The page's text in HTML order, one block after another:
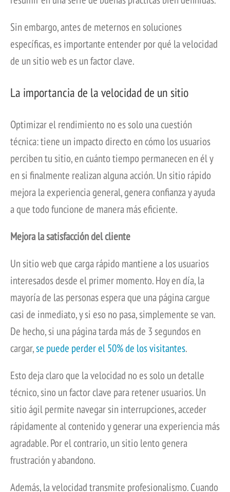
Sin embargo, antes de meternos en soluciones
específicas, es importante entender por qué la velocidad
de un sitio web es un factor clave.
La importancia de la velocidad de un sitio
Optimizar el rendimiento no es solo una cuestión
técnica: tiene un impacto directo en cómo los usuarios
perciben tu sitio, en cuánto tiempo permanecen en él y
en si finalmente realizan alguna acción. Un sitio rápido
mejora la experiencia general, genera confianza y ayuda
a que todo funcione de manera más eficiente.
Mejora la satisfacción del cliente
Un sitio web que carga rápido mantiene a los usuarios
interesados desde el primer momento. Hoy en día, la
mayoría de las personas espera que una página cargue
casi de inmediato, y si eso no pasa, simplemente se van.
De hecho, si una página tarda más de 3 segundos en
cargar,se puede perder el 50% de los visitantes.
Esto deja claro que la velocidad no es solo un detalle
técnico, sino un factor clave para retener usuarios. Un
sitio ágil permite navegar sin interrupciones, acceder
rápidamente al contenido y generar una experiencia más
agradable. Por el contrario, un sitio lento genera
frustración y abandono.
Además, la velocidad transmite profesionalismo. Cuando